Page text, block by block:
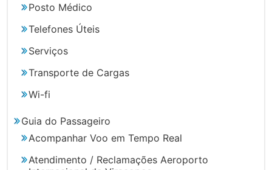
Posto Médico
Telefones Úteis
Serviços
Transporte de Cargas
Wi-fi
Guia do Passageiro
Acompanhar Voo em Tempo Real
Atendimento / Reclamações Aeroporto